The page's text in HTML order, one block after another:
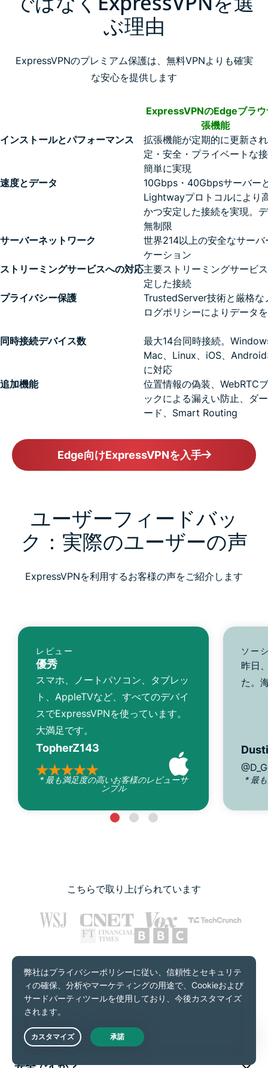
ぶ理由
ExpressVPNのプレミアム保護は、無料VPNよりも確実
な安心を提供します
ExpressVPNのEdgeブラウ
張機能
インストールとパフォーマンス
拡張機能が定期的に更新さ
定・安全・プライベートな
簡単に実現
速度とデータ
10Gbps・40Gbpsサーバー
Lightwayプロトコルにより
かつ安定した接続を実現。
無制限
サーバーネットワーク
世界214以上の安全なサーバ
ケーション
ストリーミングサービスへの対応主要ストリーミングサービ
定した接続
プライバシー保護
TrustedServer技術と厳格な
ログポリシーによりデータ
同時接続デバイス数
最大14台同時接続。
Mac、Linux、iOS、
に対応
追加機能
位置情報の偽装、WebRTC
ックによる漏えい防止、ダ
ード、Smart Routing
Edge向けExpressVPNを入手
ユーザーフィードバッ
ク：実際のユーザーの声
ExpressVPNを利用するお客様の声をご紹介します
レビュー
優秀
スマホ、ノートパソコン、タブレッ
ト、AppleTVなど、すべてのデバイ
スでExpressVPNを使っています。
大満足です。
TopherZ143
* 最も満足度の高いお客様のレビューサ
ンプル
ソー
昨日
た。
* 最
こちらで取り上げられています
よくある質問
Edge向けExpressVPNについて知っておくべきこと